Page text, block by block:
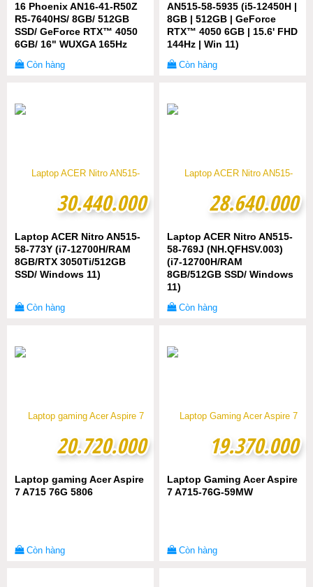
16 Phoenix AN16-41-R50Z
R5-7640HS/ 8GB/ 512GB
SSD/ GeForce RTX™ 4050
6GB/ 16" WUXGA 165Hz
Còn hàng
AN515-58-5935 (i5-12450H |
8GB | 512GB | GeForce
RTX™ 4050 6GB | 15.6' FHD
144Hz | Win 11)
Còn hàng
30.440.000
30.440.000
Laptop ACER Nitro AN515-
58-773Y (i7-12700H/RAM
8GB/RTX 3050Ti/512GB
SSD/ Windows 11)
Còn hàng
28.640.000
28.640.000
Laptop ACER Nitro AN515-
58-769J (NH.QFHSV.003)
(i7-12700H/RAM
8GB/512GB SSD/ Windows
11)
Còn hàng
20.720.000
20.720.000
Laptop gaming Acer Aspire
7 A715 76G 5806
Còn hàng
19.370.000
19.370.000
Laptop Gaming Acer Aspire
7 A715-76G-59MW
Còn hàng